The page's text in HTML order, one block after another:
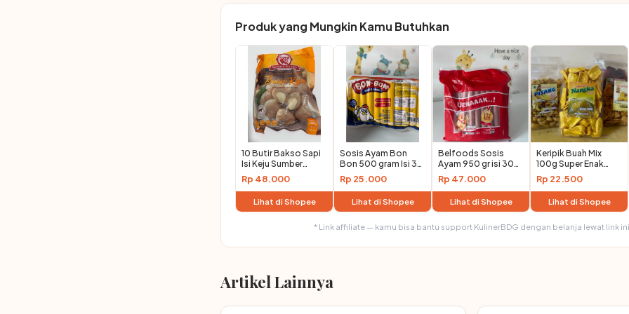
Produk yang Mungkin Kamu Butuhkan
10 Butir Bakso Sapi
Isi Keju Sumber
Selera 300 Gram -
Tekstur Kres, Isi Keju
Setiap Gigitan!
Rp 48.000
Lihat di Shopee
Sosis Ayam Bon
Bon 500 gram Isi 30
pcs - Praktis, Lezat,
dan Seger
Rp 25.000
Lihat di Shopee
Belfoods Sosis
Ayam 950 gr isi 30
Pcs
Rp 47.000
Lihat di Shopee
Keripik Buah Mix
100g Super Enak
Harga Pabrik
Rp 22.500
Lihat di Shopee
* Link affiliate — kamu bisa bantu support KulinerBDG dengan belanja lewat link ini
Artikel Lainnya